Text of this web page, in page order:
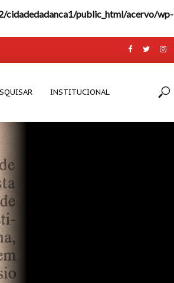
public_html/acervo/wp-
INSTITUCIONAL